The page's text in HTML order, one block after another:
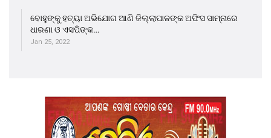
ବୋହୁଙ୍କୁ ହତ୍ୟା ଅଭିଯୋଗ ଆଣି ଜିଲ୍ଲାପାଳଙ୍କ ଅଫିସ ସାମ୍ନାରେ
ଧାରଣା ଓ ଏସପିଙ୍କ…
Jan 25, 2022